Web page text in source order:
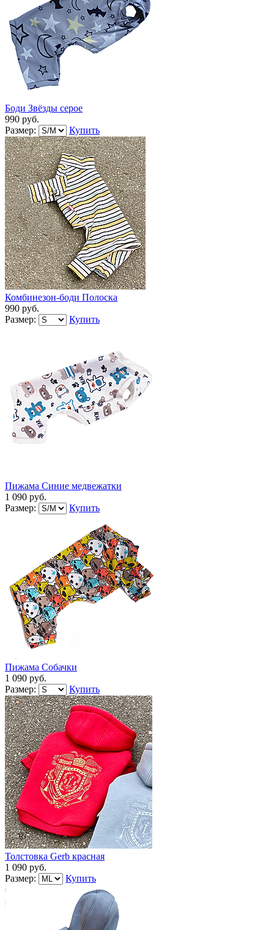
Боди Звёзды серое
990 руб.
Размер:
Купить
Комбинезон-боди Полоска
990 руб.
Размер:
Купить
Пижама Синие медвежатки
1 090 руб.
Размер:
Купить
Пижама Собачки
1 090 руб.
Размер:
Купить
Толстовка Gerb красная
1 090 руб.
Размер:
Купить